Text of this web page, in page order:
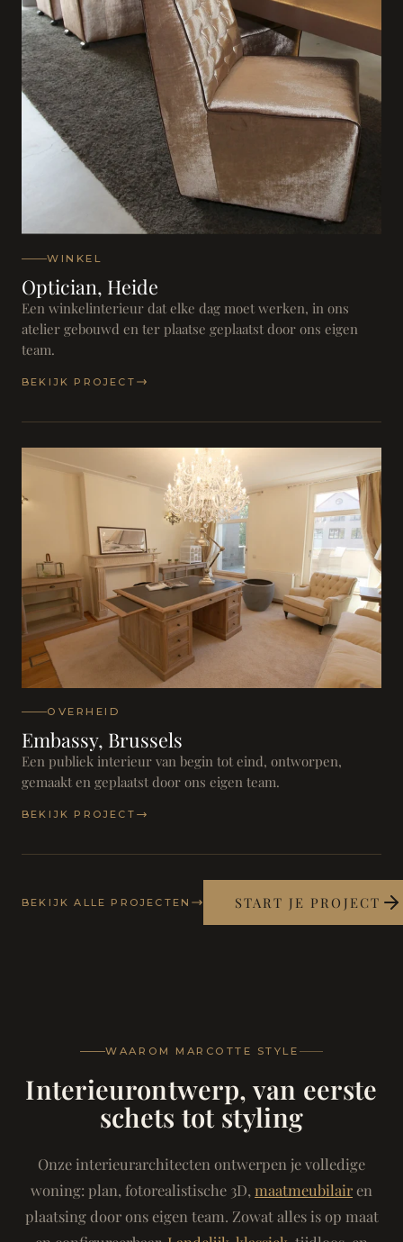
WINKEL
Optician, Heide
Een winkelinterieur dat elke dag moet werken, in ons
atelier gebouwd en ter plaatse geplaatst door ons eigen
team.
BEKIJK PROJECT
OVERHEID
Embassy, Brussels
Een publiek interieur van begin tot eind, ontworpen,
gemaakt en geplaatst door ons eigen team.
BEKIJK PROJECT
BEKIJK ALLE PROJECTEN START JE PROJECT
WAAROM MARCOTTE STYLE
Interieurontwerp, van eerste
schets tot styling
Onze interieurarchitecten ontwerpen je volledige
woning: plan, fotorealistische 3D, maatmeubilairen
plaatsing door ons eigen team. Zowat alles is op maat